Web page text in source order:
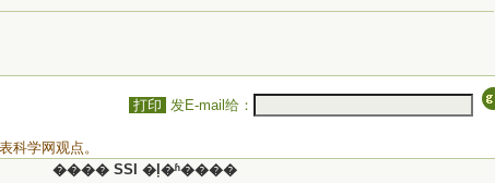
打印 发E-mail给：
科学网观点。
���� SSI �ļ�ʱ����